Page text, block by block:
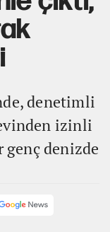
denetimli
izinli
genç denizde